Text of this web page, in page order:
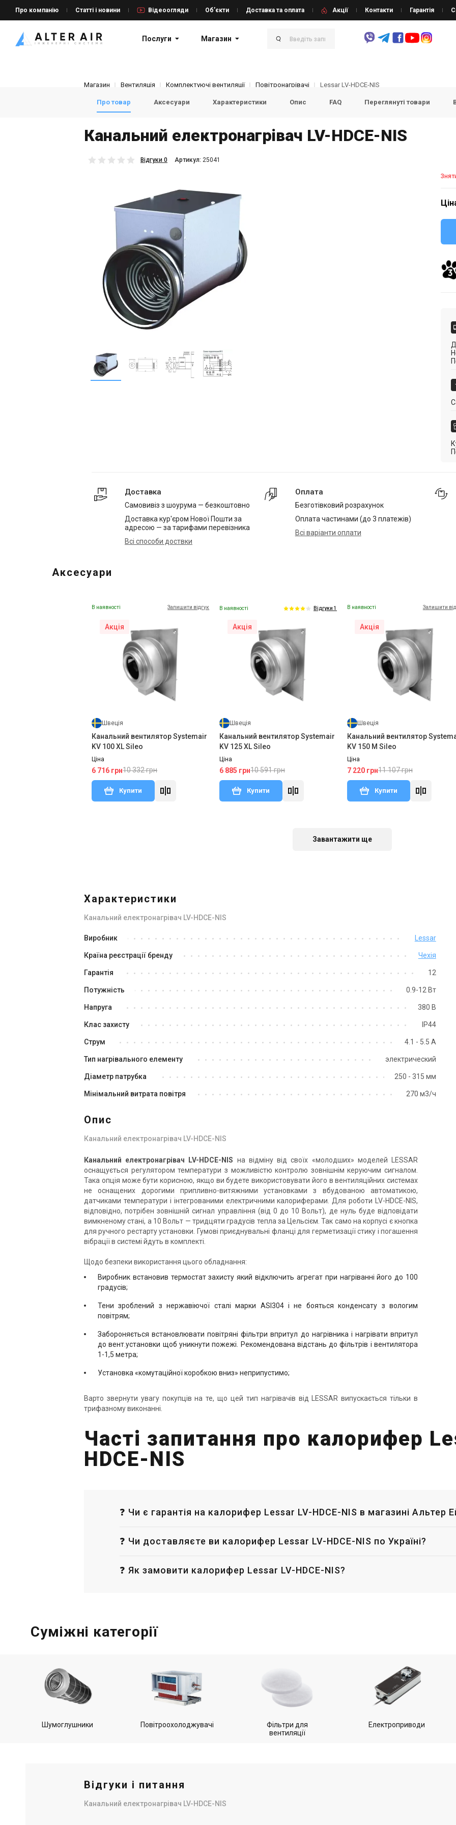
Про компанію Статті і новини Відеоогляди Об’єкти Доставка та оплата Акції Контакти Гарантія
Послуги Магазин
Магазин Вентиляція Комплектуючі вентиляції Повітронагрівачі Lessar LV-HDCЕ-NIS
Про товар Аксесуари Характеристики Опис FAQ Переглянуті товари
Канальний електронагрівач LV-HDCЕ-NIS
Відгуки 0 Aртикул: 25041
Доставка
Самовивіз з шоурума — безкоштовно
Доставка кур'єром Нової Пошти за
адресою — за тарифами перевізника
Всі способи доствки
Оплата
Безготівковий розрахунок
Оплата частинами (до 3 платежів)
Всі варіанти оплати
Аксесуари
В наявності Залишити відгук
Акція
Швеція
Канальний вентилятор Systemair
KV 100 XL Sileo
Ціна
6 716 грн10 332 грн
Купити
В наявності Відгуки 1
Акція
Швеція
Канальний вентилятор Systemair
KV 125 XL Sileo
Ціна
6 885 грн10 591 грн
Купити
В наявності Залишити
Акція
Швеція
Канальний вентилятор
KV 150 M Sileo
Ціна
7 220 грн11 107 грн
Купити
Soler&Palau VENT/V-200 N
Ціна за запитом
FDCG
CK 315 B
Знятий з виробництва Відгуки 1
Акція
Італія
Lineo 125 V0
Ціна за запитом
Купити
Немає в наявності Залишити відгук
Акція
Lineo 200 V0
Ціна
Ціна за запитом
Купити
В наявності
Акція
400 D4 01
75 536 грн92 117 грн
Купити
Завантажити ще
Характеристики
Канальний електронагрівач LV-HDCЕ-NIS
Виробник Lessar
Країна реєстрації бренду Чехія
Гарантія 12
Потужність 0.9-12 Вт
Напруга 380 В
Клас захисту IP44
Струм 4.1 - 5.5 А
Тип нагрівального елементу электрический
Діаметр патрубка 250 - 315 мм
Мінімальний витрата повітря 270 м3/ч
Опис
Канальний електронагрівач LV-HDCЕ-NIS
Канальний електронагрівач LV-HDCЕ-NIS на відміну від своїх «молодших» моделей LESSAR
оснащується регулятором температури з можливістю контролю зовнішнім керуючим сигналом.
Така опція може бути корисною, якщо ви будете використовувати його в вентиляційних системах
не оснащених дорогими припливно-витяжними установками з вбудованою автоматикою,
датчиками температури і інтегрованими електричними калориферами. Для роботи LV-HDCЕ-NIS,
відповідно, потрібен зовнішній сигнал управління (від 0 до 10 Вольт), де нуль буде відповідати
вимкненому стані, а 10 Вольт — тридцяти градусів тепла за Цельсієм. Так само на корпусі є кнопка
для ручного рестарту установки. Гумові приєднувальні фланці для герметизації стику і погашення
вібрації в системі йдуть в комплекті.
Щодо безпеки використання цього обладнання:
Виробник встановив термостат захисту який відключить агрегат при нагріванні його до 100
градусів;
Тени зроблений з нержавіючої сталі марки ASI304 і не бояться конденсату з вологим
повітрям;
Забороняється встановлювати повітряні фільтри впритул до нагрівника і нагрівати впритул
до вент.установки щоб уникнути пожежі. Рекомендована відстань до фільтрів і вентилятора
1-1,5 метра;
Установка «комутаційної коробкою вниз» неприпустимо;
Варто звернути увагу покупців на те, що цей тип нагрівачів від LESSAR випускається тільки в
трифазному виконанні.
Часті запитання про калорифер
HDCЕ-NIS
❓ Чи є гарантія на калорифер Lessar LV-HDCЕ-NIS в магазині Альтер
❓ Чи доставляєте ви калорифер Lessar LV-HDCЕ-NIS по Україні?
❓ Як замовити калорифер Lessar LV-HDCЕ-NIS?
Суміжні категорії
Шумоглушники Повітроохолоджувачі
Фільтри для
вентиляції
Електроприводи
Відгуки і питання
Канальний електронагрівач LV-HDCЕ-NIS